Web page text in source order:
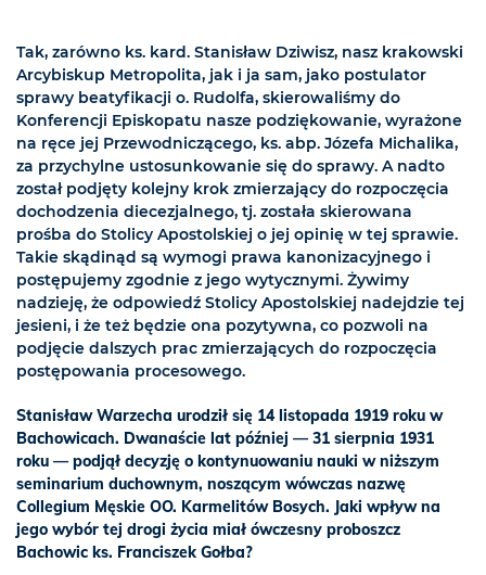
Tak, zarówno ks. kard. Stanisław Dziwisz, nasz krakowski
Arcybiskup Metropolita, jak i ja sam, jako postulator
sprawy beatyfikacji o. Rudolfa, skierowaliśmy do
Konferencji Episkopatu nasze podziękowanie, wyrażone
na ręce jej Przewodniczącego, ks. abp. Józefa Michalika,
za przychylne ustosunkowanie się do sprawy. A nadto
został podjęty kolejny krok zmierzający do rozpoczęcia
dochodzenia diecezjalnego, tj. została skierowana
prośba do Stolicy Apostolskiej o jej opinię w tej sprawie.
Takie skądinąd są wymogi prawa kanonizacyjnego i
postępujemy zgodnie z jego wytycznymi. Żywimy
nadzieję, że odpowiedź Stolicy Apostolskiej nadejdzie tej
jesieni, i że też będzie ona pozytywna, co pozwoli na
podjęcie dalszych prac zmierzających do rozpoczęcia
postępowania procesowego.
Stanisław Warzecha urodził się 14 listopada 1919 roku w
Bachowicach. Dwanaście lat później — 31 sierpnia 1931
roku — podjął decyzję o kontynuowaniu nauki w niższym
seminarium duchownym, noszącym wówczas nazwę
Collegium Męskie OO. Karmelitów Bosych. Jaki wpływ na
jego wybór tej drogi życia miał ówczesny proboszcz
Bachowic ks. Franciszek Gołba?